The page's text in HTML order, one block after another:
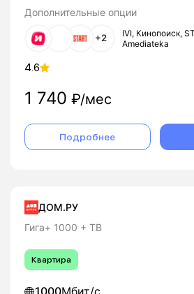
Дополнительные опции
+2
IVI, Кинопоиск,
Amediateka
4.6
1 740 ₽/мес
Подробнее
ДОМ.РУ
Гига+ 1000 + ТВ
Квартира
1000Мбит/с